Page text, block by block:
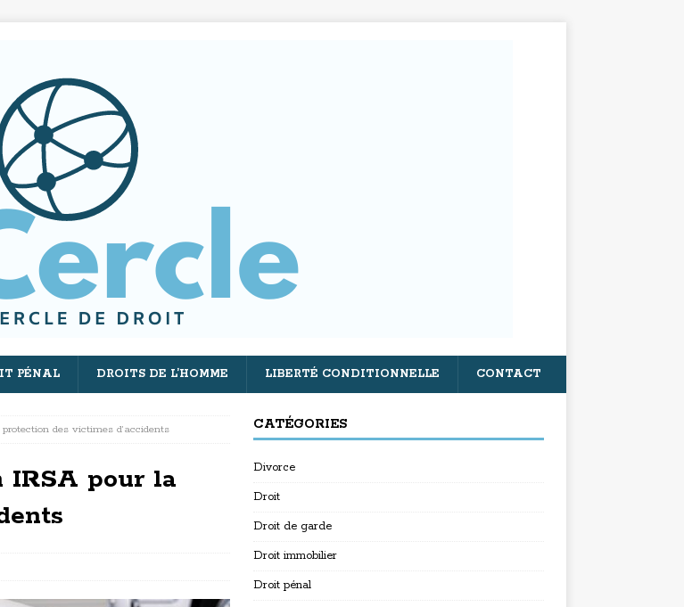
PÉNAL DROITS DE L’HOMME LIBERTÉ CONDITIONNELLE CONTACT
des victimes d’accidents
IRSA pour la
CATÉGORIES
Divorce
Droit
Droit de garde
Droit immobilier
Droit pénal